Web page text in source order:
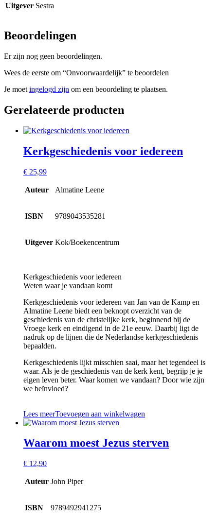
Uitgever Sestra
Beoordelingen
Er zijn nog geen beoordelingen.
Wees de eerste om “Onvoorwaardelijk” te beoordelen
Je moet ingelogd zijn om een beoordeling te plaatsen.
Gerelateerde producten
Kerkgeschiedenis voor iedereen
€ 25,99
Auteur Almatine Leene
ISBN 9789043535281
Uitgever Kok/Boekencentrum
Kerkgeschiedenis voor iedereen
Weten waar je vandaan komt
Kerkgeschiedenis voor iedereen van Jan van de Kamp en
Almatine Leene biedt een beknopt overzicht van de
geschiedenis van de christelijke kerk, beginnend bij de
Vroege kerk en eindigend in de 21e eeuw. Daarbij ligt de
nadruk op de lijnen die de Nederlandse kerkgeschiedenis
bepaalden.
Kerkgeschiedenis lijkt misschien saai, maar het tegendeel is
waar. Als je de geschiedenis van de kerk kent, begrijp je je
eigen leven beter. Waar komen we vandaan? Door wie zijn
we beïnvloed?
Lees meerToevoegen aan winkelwagen
Waarom moest Jezus sterven
€ 12,90
Auteur John Piper
ISBN 9789492941275